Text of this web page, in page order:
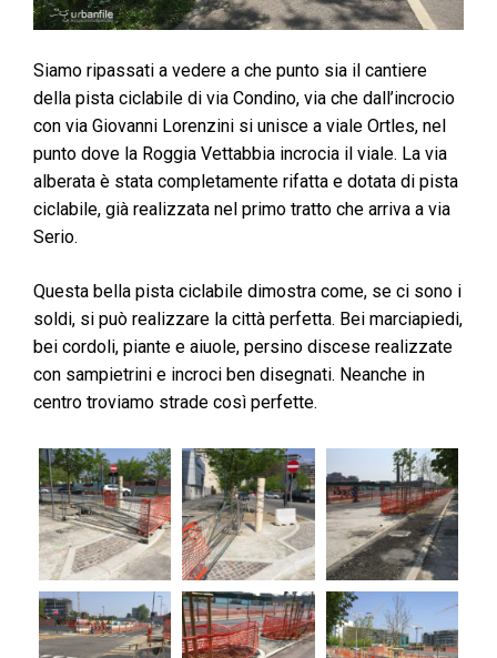
Siamo ripassati a vedere a che punto sia il cantiere
della pista ciclabile di via Condino, via che dall’incrocio
con via Giovanni Lorenzini si unisce a viale Ortles, nel
punto dove la Roggia Vettabbia incrocia il viale. La via
alberata è stata completamente rifatta e dotata di pista
ciclabile, già realizzata nel primo tratto che arriva a via
Serio.
Questa bella pista ciclabile dimostra come, se ci sono i
soldi, si può realizzare la città perfetta. Bei marciapiedi,
bei cordoli, piante e aiuole, persino discese realizzate
con sampietrini e incroci ben disegnati. Neanche in
centro troviamo strade così perfette.